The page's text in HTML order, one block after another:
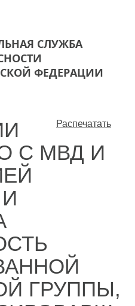
СЛУЖБА
ФЕДЕРАЦИИ
Распечатать
С МВД И
ГРУППЫ,